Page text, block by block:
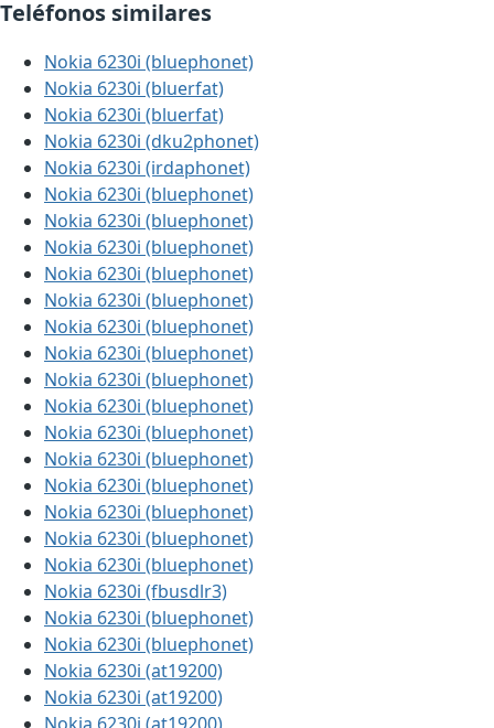
Teléfonos similares
Nokia 6230i (bluephonet)
Nokia 6230i (bluerfat)
Nokia 6230i (bluerfat)
Nokia 6230i (dku2phonet)
Nokia 6230i (irdaphonet)
Nokia 6230i (bluephonet)
Nokia 6230i (bluephonet)
Nokia 6230i (bluephonet)
Nokia 6230i (bluephonet)
Nokia 6230i (bluephonet)
Nokia 6230i (bluephonet)
Nokia 6230i (bluephonet)
Nokia 6230i (bluephonet)
Nokia 6230i (bluephonet)
Nokia 6230i (bluephonet)
Nokia 6230i (bluephonet)
Nokia 6230i (bluephonet)
Nokia 6230i (bluephonet)
Nokia 6230i (bluephonet)
Nokia 6230i (bluephonet)
Nokia 6230i (fbusdlr3)
Nokia 6230i (bluephonet)
Nokia 6230i (bluephonet)
Nokia 6230i (at19200)
Nokia 6230i (at19200)